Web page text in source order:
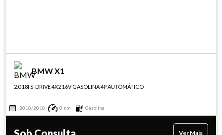
BMW X1
2.0 18I S-DRIVE 4X2 16V GASOLINA 4P AUTOMÁTICO
2018/2018 0 km Gasolina
Ver Mais